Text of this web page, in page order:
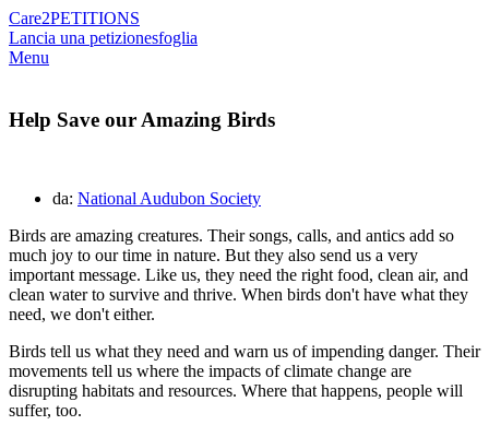
Care2PETITIONS
Lancia una petizionesfoglia
Menu
Help Save our Amazing Birds
da: National Audubon Society
Birds are amazing creatures. Their songs, calls, and antics add so
much joy to our time in nature. But they also send us a very
important message. Like us, they need the right food, clean air, and
clean water to survive and thrive. When birds don't have what they
need, we don't either.
Birds tell us what they need and warn us of impending danger. Their
movements tell us where the impacts of climate change are
disrupting habitats and resources. Where that happens, people will
suffer, too.